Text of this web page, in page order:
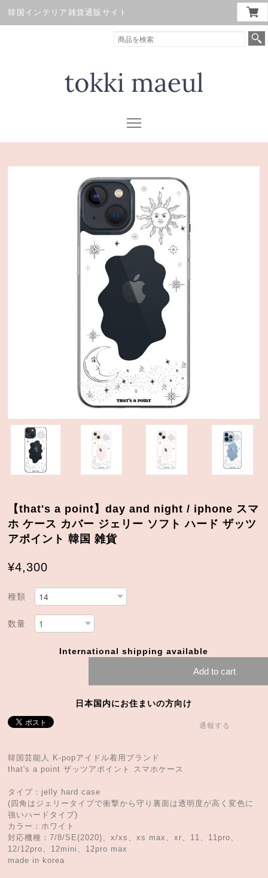
韓国インテリア雑貨通販サイト
【that's a point】day and night / iphone スマ
ホ ケース カバー ジェリー ソフト ハード ザッツ
アポイント 韓国 雑貨
¥4,300
種類
数量
International shipping available
Add to cart
日本国内にお住まいの方向け
通報する
韓国芸能人 K-popアイドル着用ブランド
that's a point ザッツアポイント スマホケース
タイプ：jelly hard case
(四角はジェリータイプで衝撃から守り裏面は透明度が高く変色に
強いハードタイプ)
カラー：ホワイト
対応機種：7/8/SE(2020)、x/xs、xs max、xr、11、11pro、
12/12pro、12mini、12pro max
made in korea